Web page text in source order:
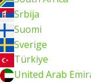
Srbija
Suomi
Sverige
Türkiye
United Arab